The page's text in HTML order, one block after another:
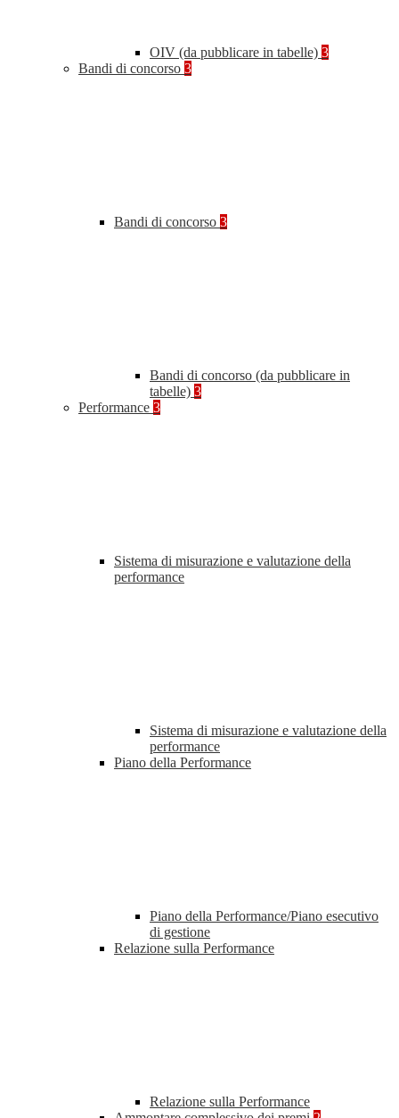
OIV (da pubblicare in tabelle) 3
Bandi di concorso 3
Bandi di concorso 3
Bandi di concorso (da pubblicare in
tabelle) 3
Performance 3
Sistema di misurazione e valutazione della
performance
Sistema di misurazione e valutazione della
performance
Piano della Performance
Piano della Performance/Piano esecutivo
di gestione
Relazione sulla Performance
Relazione sulla Performance